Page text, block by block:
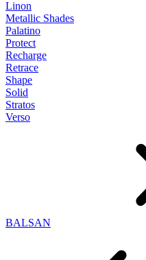
Linon
Metallic Shades
Palatino
Protect
Recharge
Retrace
Shape
Solid
Stratos
Verso
BALSAN